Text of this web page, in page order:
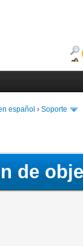
español › Soporte
de